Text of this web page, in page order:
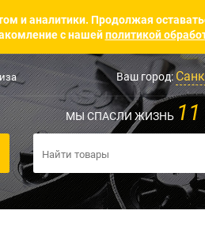
и аналитики. Продолжая
с нашейполитикой
Ваш город:
МЫ СПАСЛИ ЖИЗНЬ